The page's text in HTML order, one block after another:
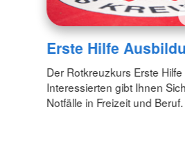
Erste Hilfe
Der Rotkreuzkurs Erste
Interessierten gibt Ihnen
Notfälle in Freizeit und Beruf.